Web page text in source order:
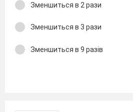
Зменшиться в 2 рази
Зменшиться в 3 рази
Зменшиться в 9 разів